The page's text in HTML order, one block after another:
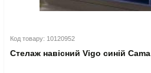
Код товару: 10120952
Стелаж навісний Vigo синій Cama